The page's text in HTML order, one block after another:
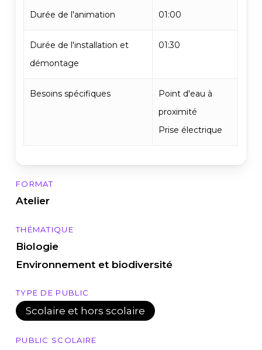
Durée de l'animation 01:00
Durée de l'installation et
démontage
01:30
Besoins spécifiques
Point d'eau à
proximité
Prise électrique
FORMAT
Atelier
THÉMATIQUE
Biologie
Environnement et biodiversité
TYPE DE PUBLIC
Scolaire et hors scolaire
PUBLIC SCOLAIRE